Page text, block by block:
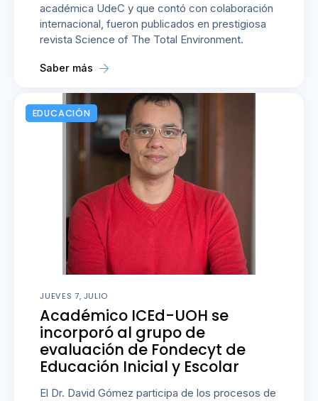
académica UdeC y que contó con colaboración
internacional, fueron publicados en prestigiosa
revista Science of The Total Environment.
Saber más
EDUCACIÓN
JUEVES 7, JULIO
Académico ICEd-UOH se
incorporó al grupo de
evaluación de Fondecyt de
Educación Inicial y Escolar
El Dr. David Gómez participa de los procesos de